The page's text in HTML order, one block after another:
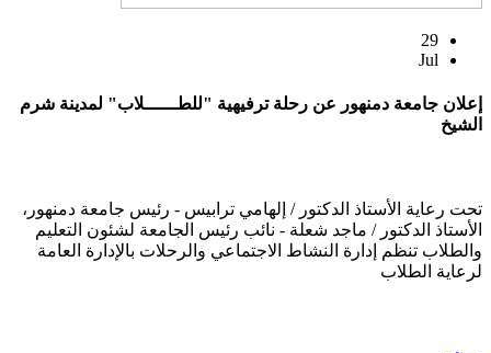
29
Jul
إعلان جامعة دمنهور عن رحلة ترفيهية "للطــــــلاب" لمدينة شرم
الشيخ
تحت رعاية الأستاذ الدكتور / إلهامي ترابيس - رئيس جامعة دمنهور،
الأستاذ الدكتور / ماجد شعلة - نائب رئيس الجامعة لشئون التعليم
والطلاب تنظم إدارة النشاط الاجتماعي والرحلات بالإدارة العامة
لرعاية الطلاب